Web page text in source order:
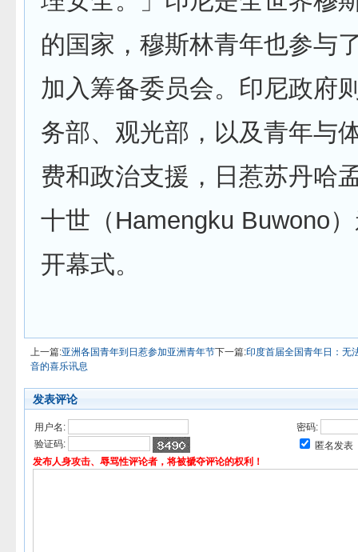
的国家，穆斯林青年也参与
加入筹备委员会。印尼政府
务部、观光部，以及青年与
费和政治支援，日惹苏丹哈
十世（Hamengku Buwono
开幕式。
上一篇:亚洲各国青年到日惹参加亚洲青年节下一篇:印度首届全国青年日：无
音的喜乐讯息
发表评论
用户名:
密码:
验证码:
匿名发表
发布人身攻击、辱骂性评论者，将被褫夺评论的权利！